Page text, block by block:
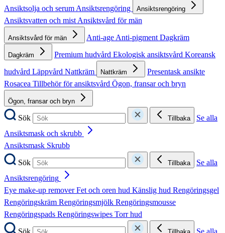
Ansiktsolja och serumAnsiktsrengöring Ansiktsrengöring
Ansiktsvatten och mistAnsiktsvård för män
Ansiktsvård för män Anti-ageAnti-pigmentDagkräm
Dagkräm Premium hudvård Ekologisk ansiktsvård Koreansk
hudvård Läppvård Nattkräm Nattkräm
Presentask ansikte
Rosacea Tillbehör för ansiktsvård Ögon, fransar och bryn
Ögon, fransar och bryn
Sök Tillbaka
Se alla
Ansiktsmask och skrubb
Ansiktsmask Skrubb
Sök
Tillbaka
Se alla
Ansiktsrengöring
Eye make-up removerFet och oren hud Känslig hud Rengöringsgel
Rengöringskräm Rengöringsmjölk Rengöringsmousse
Rengöringspads Rengöringswipes Torr hud